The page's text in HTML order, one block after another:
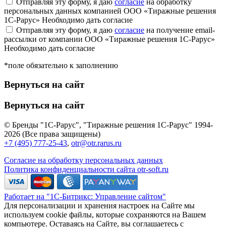
персональных данных компанией ООО «Тиражные решения
1С-Рарус» Необходимо дать согласие
Отправляя эту форму, я даю согласие на получение email-
рассылки от компании ООО «Тиражные решения 1С-Рарус»
Необходимо дать согласие
*поле обязательно к заполнению
Вернуться на сайт
Вернуться на сайт
© Бренды "1С-Рарус", "Тиражные решения 1С-Рарус" 1994-
2026 (Все права защищены)
+7 (495) 777-25-43, otr@otr.rarus.ru
Согласие на обработку персональных данных
Политика конфиденциальности сайта otr-soft.ru
Работает на "1С-Битрикс: Управление сайтом"
Для персонализации и хранения настроек на Сайте мы
используем cookie файлы, которые сохраняются на Вашем
компьютере. Оставаясь на Сайте, вы соглашаетесь с